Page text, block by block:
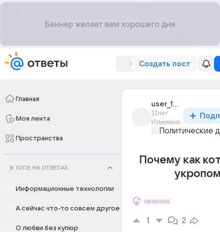
Создать пост
Главная
Моя лента
Пространства
В ТОПЕ НА ОТВЕТАХ
Информационные технологии
А сейчас что-то совсем другое
О любви без купюр
user_194229433
11лет
Изменено
Политические
Почему как
мнения
1 2